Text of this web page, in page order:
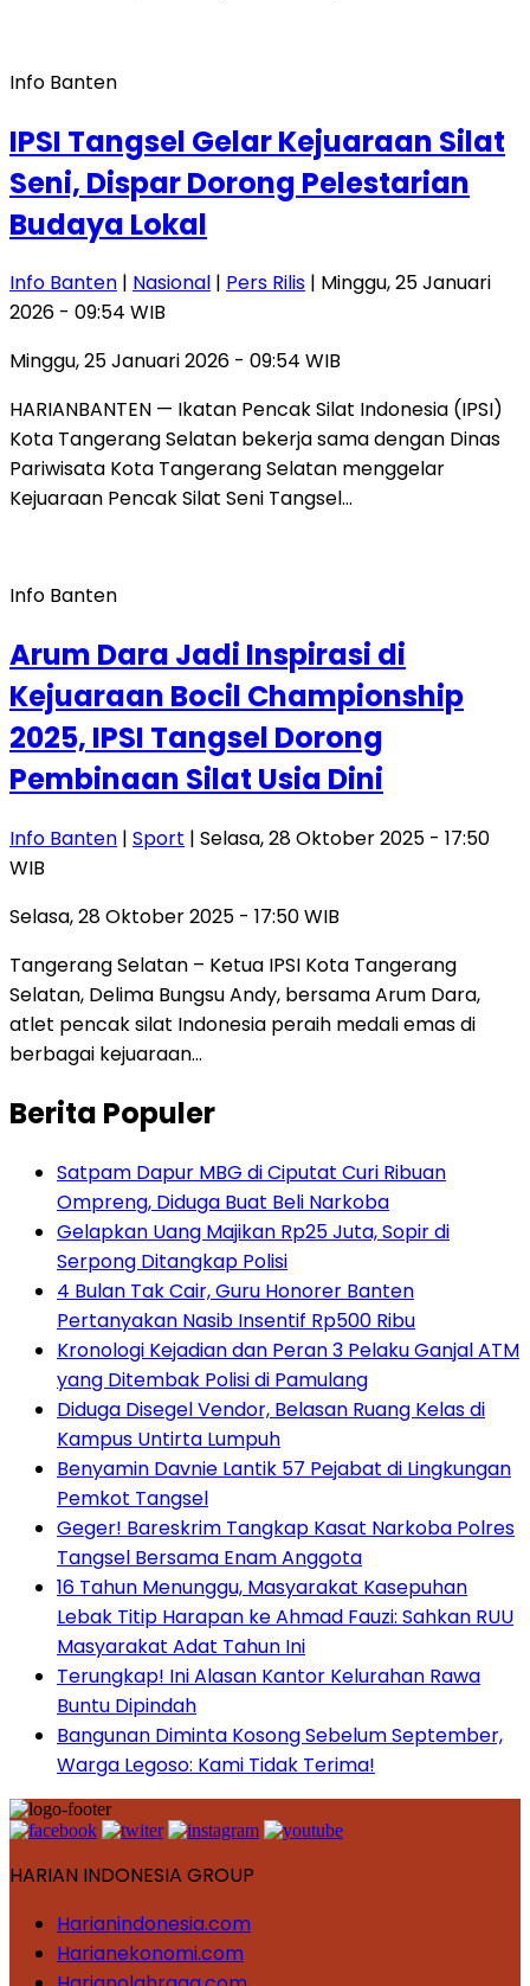
Info Banten
IPSI Tangsel Gelar Kejuaraan Silat
Seni, Dispar Dorong Pelestarian
Budaya Lokal
Info Banten | Nasional | Pers Rilis | Minggu, 25 Januari
2026 - 09:54 WIB
Minggu, 25 Januari 2026 - 09:54 WIB
HARIANBANTEN — Ikatan Pencak Silat Indonesia (IPSI)
Kota Tangerang Selatan bekerja sama dengan Dinas
Pariwisata Kota Tangerang Selatan menggelar
Kejuaraan Pencak Silat Seni Tangsel…
Info Banten
Arum Dara Jadi Inspirasi di
Kejuaraan Bocil Championship
2025, IPSI Tangsel Dorong
Pembinaan Silat Usia Dini
Info Banten | Sport | Selasa, 28 Oktober 2025 - 17:50
WIB
Selasa, 28 Oktober 2025 - 17:50 WIB
Tangerang Selatan – Ketua IPSI Kota Tangerang
Selatan, Delima Bungsu Andy, bersama Arum Dara,
atlet pencak silat Indonesia peraih medali emas di
berbagai kejuaraan…
Berita Populer
Satpam Dapur MBG di Ciputat Curi Ribuan
Ompreng, Diduga Buat Beli Narkoba
Gelapkan Uang Majikan Rp25 Juta, Sopir di
Serpong Ditangkap Polisi
4 Bulan Tak Cair, Guru Honorer Banten
Pertanyakan Nasib Insentif Rp500 Ribu
Kronologi Kejadian dan Peran 3 Pelaku Ganjal ATM
yang Ditembak Polisi di Pamulang
Diduga Disegel Vendor, Belasan Ruang Kelas di
Kampus Untirta Lumpuh
Benyamin Davnie Lantik 57 Pejabat di Lingkungan
Pemkot Tangsel
Geger! Bareskrim Tangkap Kasat Narkoba Polres
Tangsel Bersama Enam Anggota
16 Tahun Menunggu, Masyarakat Kasepuhan
Lebak Titip Harapan ke Ahmad Fauzi: Sahkan RUU
Masyarakat Adat Tahun Ini
Terungkap! Ini Alasan Kantor Kelurahan Rawa
Buntu Dipindah
Bangunan Diminta Kosong Sebelum September,
Warga Legoso: Kami Tidak Terima!
HARIAN INDONESIA GROUP
Harianindonesia.com
Harianekonomi.com